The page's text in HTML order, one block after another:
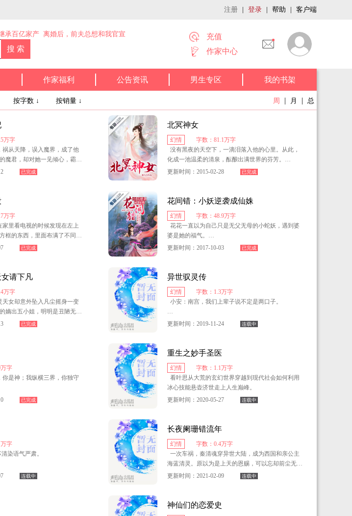
注册 登录 帮助 客户端
承百亿家产 离婚后，前夫总想和我官宣
充值
作家中心
作家福利 公告资讯 男生专区 我的书架
按字数 ↓ 按销量 ↓ 周 | 月 | 总
万字
祸从天降，误入魔界，成了他
魔君，却对她一见倾心，霸王
纠葛，会谱出怎样逆天的爱
已完成
北冥神女
幻情
字数：81.1万字
没有黑夜的天空下，一滴泪落入他的心里。从此，
化成一池温柔的清泉，酝酿出满世界的芬芳。
再留你一个人，没有温度的世界我们千秋万载……
他对她而言相向，却又转脸无赖的说她欠他一条
命，然后让她做他的奴仆。四下无人时他看似冷酷、
一万一千年的跨越，她就是为了让他骗的吗？赤焱
你究竟是闹哪样？
她，连飞你是变态吗？
更新时间：2015-02-28 已完成
万字
家里看电视的时候发现在左上
框的东西，里面布满了不同形
会神去看的时候，却看到了一
息，那是普通人看不到的，好
开始转变，冷酷帅气的妖狐与
于是这个世界出现两种不同的
们相撞在一起？
已完成
花间错：小妖逆袭成仙姝
幻情
字数：48.9万字
花花一直以为自己只是无父无母的小蛇妖，遇到婆
婆是她的福气。
海。
可我谁也不想要，谁也不想靠！
且看我如何逆袭，谁也主宰不了我的命运！
更新时间：2017-10-03 已完成
请下凡
万字
天女却意外坠入凡尘摇身一变
嫡出五小姐，明明是丑陋无比
变得倾国倾城！
还，如此惊为天人的变化令众
生命中最重要的男人，甜蜜
自己爱着的男人竟是这世间唯
腹黑心机的巫族后代加以残
了苍穹的战神，可她却忘记
重新走到了一起。
已完成
异世驭灵传
幻情
字数：1.3万字
小安：南宫，我们上辈子说不定是两口子。
蝉息：南宫，你打算什么时候报我的救命之恩？
于两界的使者？别闹了，我一定是在做梦。
更新时间：2019-11-24 连载中
字
你是神；我纵横三界，你独守
得过终结？
整个世界，留下的唯有你最
已完成
重生之妙手圣医
幻情
字数：1.1万字
看叶思从大荒的玄幻世界穿越到现代社会如何利用
冰心技能悬壶济世走上人生巅峰。
更新时间：2020-05-27
连载中
字
染语气严肃。
。 连载中
长夜阑珊错流年
幻情
字数：0.4万字
一次车祸，秦清魂穿异世大陆，成为西国和亲公主
海蓝清灵。原以为是上天的恩赐，可以忘却前尘无牵
无挂重新活一次，却不想这只是一个开始。
阴谋，在一场势力角逐中引出一段跨越轮回纠缠万年
更新时间：2021-02-09 连载中
神仙们的恋爱史